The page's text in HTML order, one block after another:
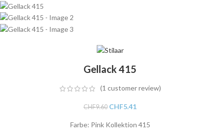
Gellack 415
(1 customer review)
CHF9.60 CHF5.41
Farbe: Pink Kollektion 415